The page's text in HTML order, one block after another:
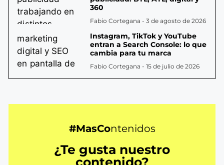
360
Fabio Cortegana 3 de agosto de 2026
Instagram, TikTok y YouTube
entran a Search Console: lo que
cambia para tu marca
Fabio Cortegana 15 de julio de 2026
#MasContenidos
¿Te gusta nuestro